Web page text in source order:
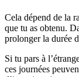
Cela dépend de la
que tu as obtenu.
prolonger la durée
Si tu pars à
ces journées